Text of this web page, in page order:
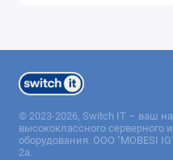
© 2023-2026, Switch IT – ваш
высококлассного серверного
оборудования. ООО "MOBESI
2а.